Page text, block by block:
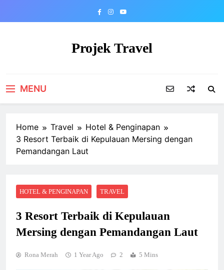
Projek Travel
MENU
Home Travel
Hotel & Penginapan
3 Resort Terbaik di Kepulauan Mersing dengan
Pemandangan Laut
HOTEL & PENGINAPAN TRAVEL
3 Resort Terbaik di Kepulauan
Mersing dengan Pemandangan Laut
Rona Merah 1 Year Ago 2 5 Mins